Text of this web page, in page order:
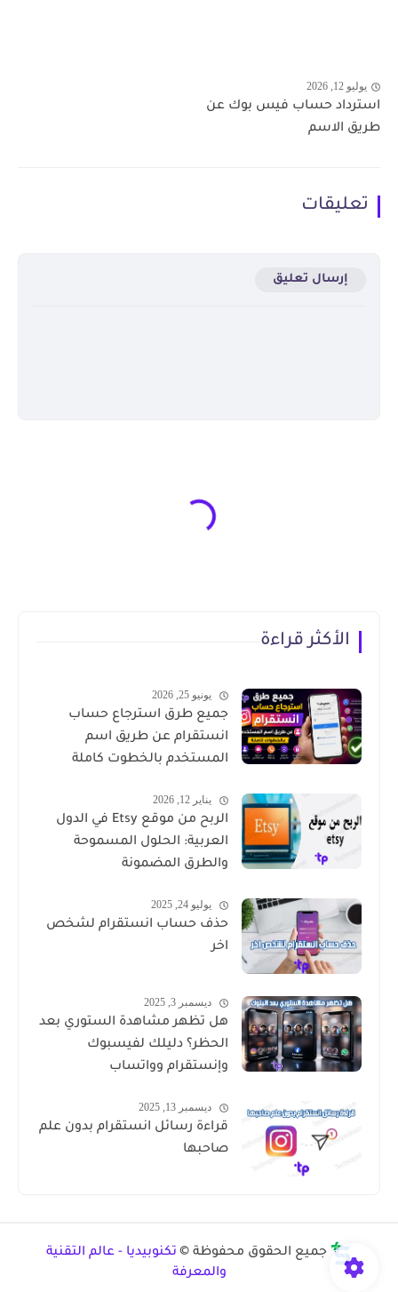
يوليو 12, 2026
استرداد حساب فيس بوك عن
طريق الاسم
تعليقات
إرسال تعليق
الأكثر قراءة
يونيو 25, 2026
جميع طرق استرجاع حساب
انستقرام عن طريق اسم
المستخدم بالخطوت كاملة
يناير 12, 2026
الربح من موقع Etsy في الدول
العربية: الحلول المسموحة
والطرق المضمونة
يوليو 24, 2025
حذف حساب انستقرام لشخص
اخر
ديسمبر 3, 2025
هل تظهر مشاهدة الستوري بعد
الحظر؟ دليلك لفيسبوك
وإنستقرام وواتساب
ديسمبر 13, 2025
قراءة رسائل انستقرام بدون علم
صاحبها
جميع الحقوق محفوظة © تكنوبيديا - عالم التقنية
والمعرفة